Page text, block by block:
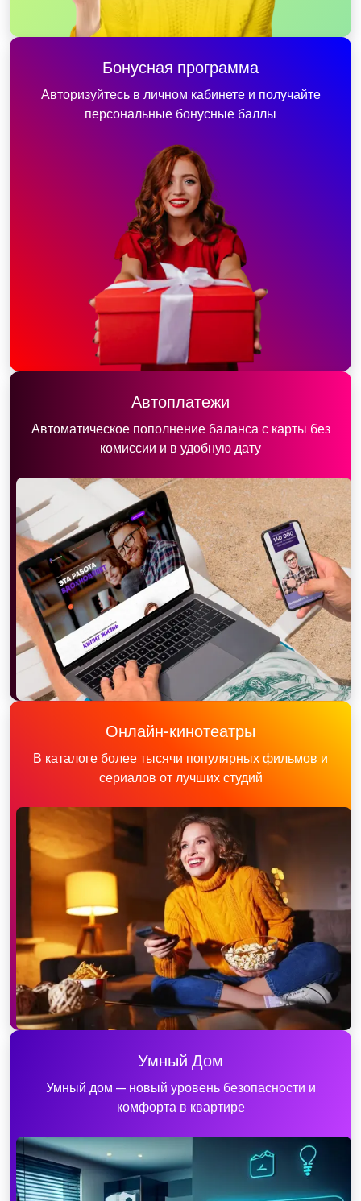
Бонусная программа
Авторизуйтесь в личном кабинете и получайте
персональные бонусные баллы
Автоплатежи
Автоматическое пополнение баланса с карты без
комиссии и в удобную дату
Онлайн-кинотеатры
В каталоге более тысячи популярных фильмов и
сериалов от лучших студий
Умный Дом
Умный дом — новый уровень безопасности и
комфорта в квартире